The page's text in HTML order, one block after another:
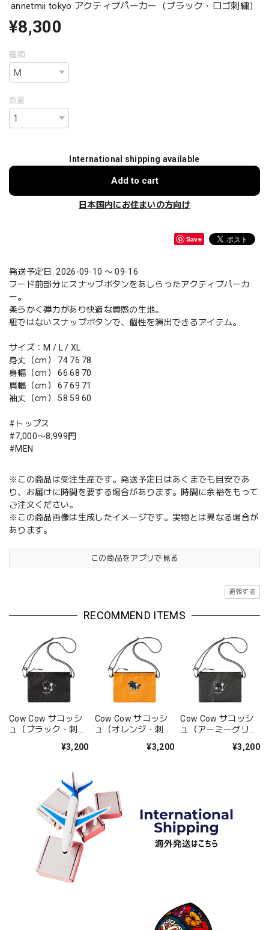
annetmii tokyo アクティブパーカー（ブラック・ロゴ刺繍）
¥8,300
種類
数量
International shipping available
Add to cart
日本国内にお住まいの方向け
Save
発送予定日: 2026-09-10 〜 09-16
フード前部分にスナップボタンをあしらったアクティブパーカ
ー。
柔らかく弾力があり快適な質感の生地。
紐ではないスナップボタンで、個性を演出できるアイテム。
サイズ：M / L / XL
身丈（cm） 74 76 78
身幅（cm） 66 68 70
肩幅（cm） 67 69 71
袖丈（cm） 58 59 60
#トップス
#7,000〜8,999円
#MEN
※この商品は受注生産です。発送予定日はあくまでも目安であ
り、お届けに時間を要する場合があります。時間に余裕をもって
ご注文ください。
※この商品画像は生成したイメージです。実物とは異なる場合が
あります。
この商品をアプリで見る
通報する
RECOMMEND ITEMS
Cow Cow サコッシ
ュ（ブラック・刺
¥3,200
Cow Cow サコッシ
ュ（オレンジ・刺
¥3,200
Cow Cow サコッシ
ュ（アーミーグリー
¥3,200